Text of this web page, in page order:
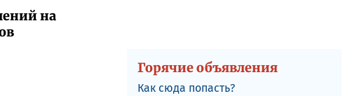
на
Горячие объявления
Как сюда попасть?